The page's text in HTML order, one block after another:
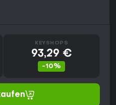
KEYSHOPS
93,29 €
-10%